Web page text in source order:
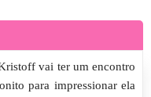
vai ter um encontro
para impressionar ela